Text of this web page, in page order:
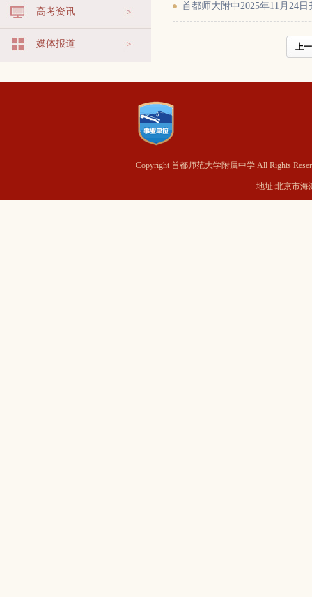
高考资讯
媒体报道
首都师大附中2025年11月24
上
Copyright 首都师范大学附属中学 All Rights
地址:北京市海